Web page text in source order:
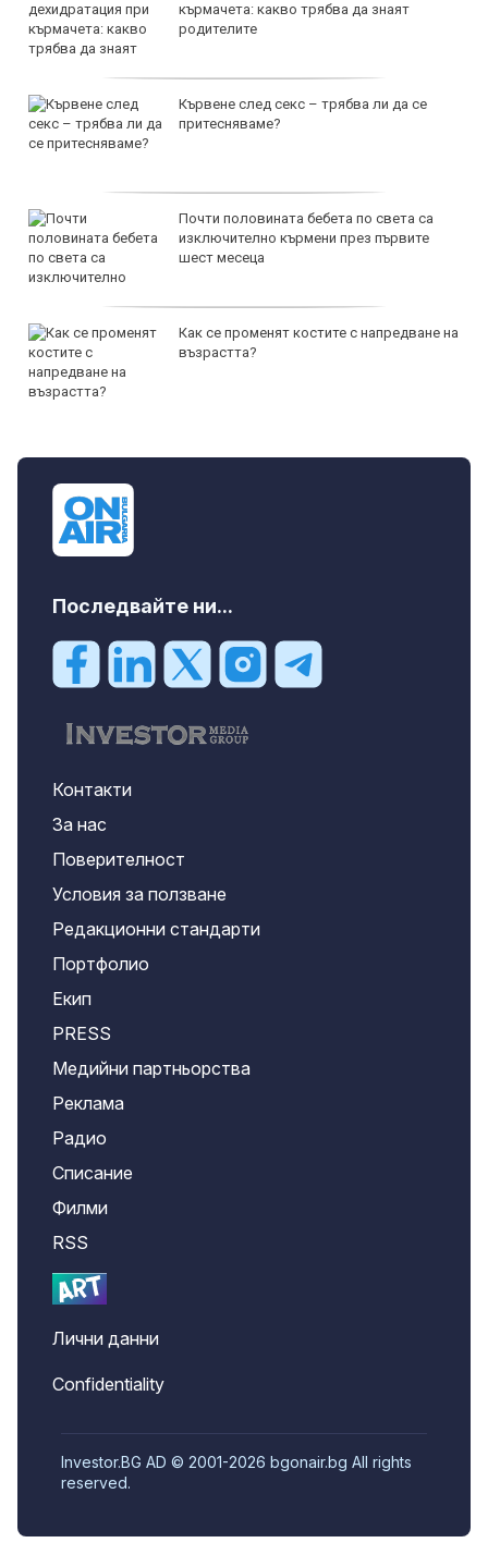
кърмачета: какво трябва да знаят
родителите
Кървене след секс – трябва ли да се
притесняваме?
Почти половината бебета по света са
изключително кърмени през първите
шест месеца
Как се променят костите с напредване на
възрастта?
Последвайте ни...
Контакти
За нас
Поверителност
Условия за ползване
Редакционни стандарти
Портфолио
Екип
PRESS
Медийни партньорства
Реклама
Радио
Списание
Филми
RSS
Лични данни
Confidentiality
Investor.BG AD © 2001-2026 bgonair.bg All rights
reserved.